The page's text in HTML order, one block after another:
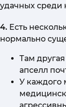
удачных среди
4. Есть
нормально
Там
апселл
У каждого